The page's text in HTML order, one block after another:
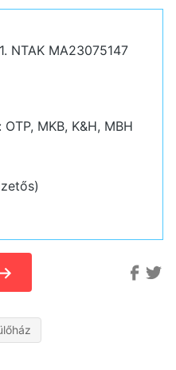
NTAK MA23075147
MKB, K&H, MBH
→